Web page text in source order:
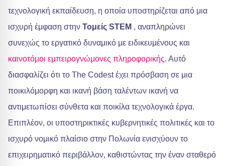
τεχνολογική εκπαίδευση, η οποία υποστηρίζεται από μια
ισχυρή έμφαση στην Τομείς STEM , αναπληρώνει
συνεχώς το εργατικό δυναμικό με ειδικευμένους και
καινοτόμοι εμπειρογνώμονες πληροφορικής. Αυτό
διασφαλίζει ότι το The Codest έχει πρόσβαση σε μια
ποικιλόμορφη και ικανή βάση ταλέντων ικανή να
αντιμετωπίσει σύνθετα και ποικίλα τεχνολογικά έργα.
Επιπλέον, οι υποστηρικτικές κυβερνητικές πολιτικές και το
ισχυρό νομικό πλαίσιο στην Πολωνία ενισχύουν το
επιχειρηματικό περιβάλλον, καθιστώντας την έναν σταθερό